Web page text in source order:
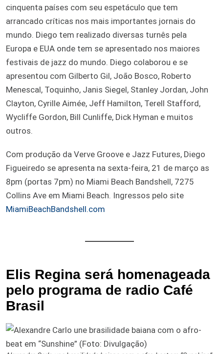
cinquenta países com seu espetáculo que tem
arrancado críticas nos mais importantes jornais do
mundo. Diego tem realizado diversas turnês pela
Europa e EUA onde tem se apresentado nos maiores
festivais de jazz do mundo. Diego colaborou e se
apresentou com Gilberto Gil, João Bosco, Roberto
Menescal, Toquinho, Janis Siegel, Stanley Jordan, John
Clayton, Cyrille Aimée, Jeff Hamilton, Terell Stafford,
Wycliffe Gordon, Bill Cunliffe, Dick Hyman e muitos
outros.
Com produção da Verve Groove e Jazz Futures, Diego
Figueiredo se apresenta na sexta-feira, 21 de março as
8pm (portas 7pm) no Miami Beach Bandshell, 7275
Collins Ave em Miami Beach. Ingressos pelo site
MiamiBeachBandshell.com
Elis Regina será homenageada
pelo programa de radio Café
Brasil